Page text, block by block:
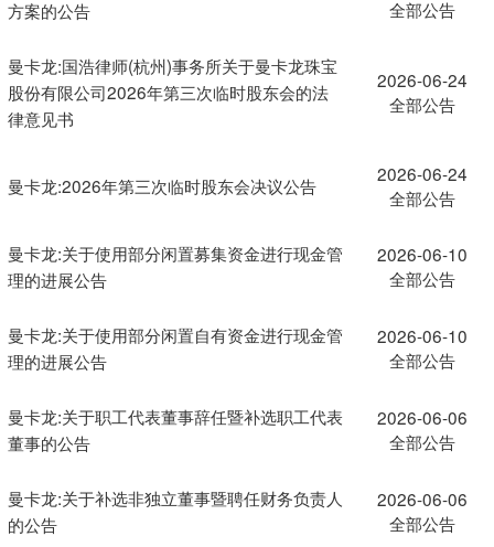
方案的公告
全部公告
曼卡龙:国浩律师(杭州)事务所关于曼卡龙珠宝
股份有限公司2026年第三次临时股东会的法
律意见书
2026-06-24
全部公告
曼卡龙:2026年第三次临时股东会决议公告
2026-06-24
全部公告
曼卡龙:关于使用部分闲置募集资金进行现金管
理的进展公告
2026-06-10
全部公告
曼卡龙:关于使用部分闲置自有资金进行现金管
理的进展公告
2026-06-10
全部公告
曼卡龙:关于职工代表董事辞任暨补选职工代表
董事的公告
2026-06-06
全部公告
曼卡龙:关于补选非独立董事暨聘任财务负责人
的公告
2026-06-06
全部公告